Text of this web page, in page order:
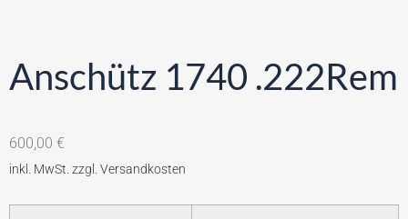
Anschütz 1740 .222Rem
600,00 €